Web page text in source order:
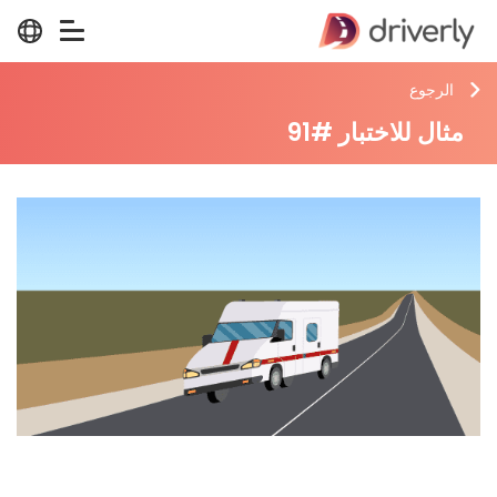
الرجوع
مثال للاختبار #91